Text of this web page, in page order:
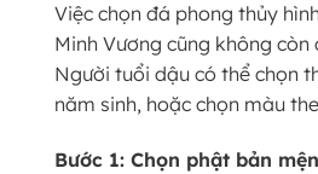
Việc chọn đá phong thủy
Minh Vương cũng không còn
Người tuổi dậu có thể chọn
năm sinh, hoặc chọn màu
Bước 1: Chọn phật bản